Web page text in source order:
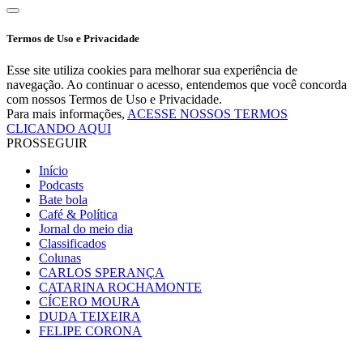
Termos de Uso e Privacidade
Esse site utiliza cookies para melhorar sua experiência de
navegação. Ao continuar o acesso, entendemos que você concorda
com nossos Termos de Uso e Privacidade.
Para mais informações, ACESSE NOSSOS TERMOS
CLICANDO AQUI
PROSSEGUIR
Início
Podcasts
Bate bola
Café & Política
Jornal do meio dia
Classificados
Colunas
CARLOS SPERANÇA
CATARINA ROCHAMONTE
CÍCERO MOURA
DUDA TEIXEIRA
FELIPE CORONA